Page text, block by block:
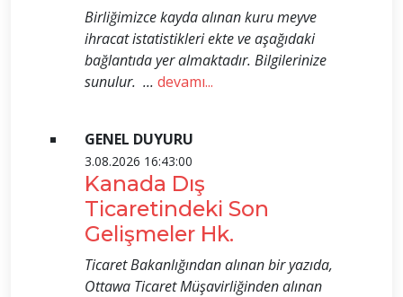
Birliğimizce kayda alınan kuru meyve
ihracat istatistikleri ekte ve aşağıdaki
bağlantıda yer almaktadır. Bilgilerinize
sunulur. ... devamı...
GENEL DUYURU
3.08.2026 16:43:00
Kanada Dış
Ticaretindeki Son
Gelişmeler Hk.
Ticaret Bakanlığından alınan bir yazıda,
Ottawa Ticaret Müşavirliğinden alınan